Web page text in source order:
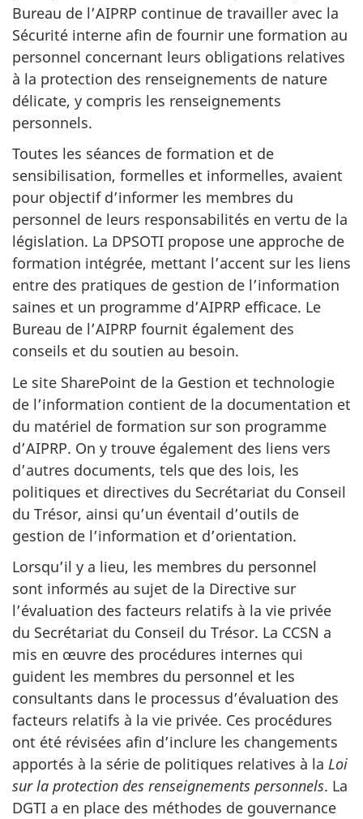
Bureau de l’AIPRP continue de travailler avec la
Sécurité interne afin de fournir une formation au
personnel concernant leurs obligations relatives
à la protection des renseignements de nature
délicate, y compris les renseignements
personnels.
Toutes les séances de formation et de
sensibilisation, formelles et informelles, avaient
pour objectif d’informer les membres du
personnel de leurs responsabilités en vertu de la
législation. La DPSOTI propose une approche de
formation intégrée, mettant l’accent sur les liens
entre des pratiques de gestion de l’information
saines et un programme d’AIPRP efficace. Le
Bureau de l’AIPRP fournit également des
conseils et du soutien au besoin.
Le site SharePoint de la Gestion et technologie
de l’information contient de la documentation et
du matériel de formation sur son programme
d’AIPRP. On y trouve également des liens vers
d’autres documents, tels que des lois, les
politiques et directives du Secrétariat du Conseil
du Trésor, ainsi qu’un éventail d’outils de
gestion de l’information et d’orientation.
Lorsqu’il y a lieu, les membres du personnel
sont informés au sujet de la Directive sur
l’évaluation des facteurs relatifs à la vie privée
du Secrétariat du Conseil du Trésor. La CCSN a
mis en œuvre des procédures internes qui
guident les membres du personnel et les
consultants dans le processus d’évaluation des
facteurs relatifs à la vie privée. Ces procédures
ont été révisées afin d’inclure les changements
apportés à la série de politiques relatives à la Loi
sur la protection des renseignements personnels. La
DGTI a en place des méthodes de gouvernance